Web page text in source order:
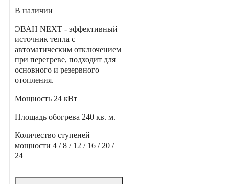
В наличии
ЭВАН NEXT - эффективный
источник тепла с
автоматическим отключением
при перегреве, подходит для
основного и резервного
отопления.
Мощность 24 кВт
Площадь обогрева 240 кв. м.
Количество ступеней
мощности 4 / 8 / 12 / 16 / 20 /
24